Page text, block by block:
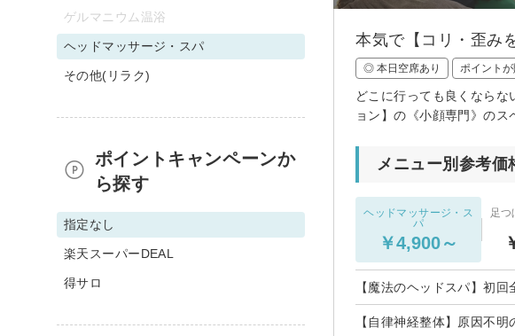
本気で【コリ・歪み
◎ 本日空席あり ポイント
どこに行っても良くなら
ョン】の《小顔専門》のス
メニュー別参考価
ヘッドマッサージ・ス
パ
￥4,900～
足
【魔法のヘッドスパ】初
【自律神経整体】原因不
ゲルマニウム温浴
ヘッドマッサージ・スパ
その他(リラク)
ポイントキャンペーンか
ら探す
指定なし
楽天スーパーDEAL
得サロ